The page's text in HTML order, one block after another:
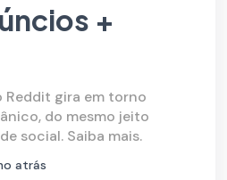
+
Reddit gira em torno
do mesmo jeito
social. Saiba mais.
atrás